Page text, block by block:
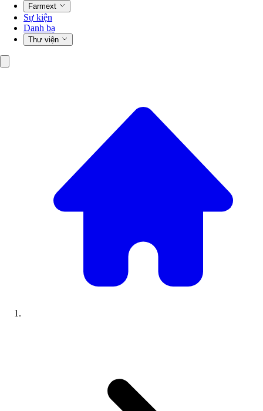
Farmext
Sự kiện
Danh bạ
Thư viện